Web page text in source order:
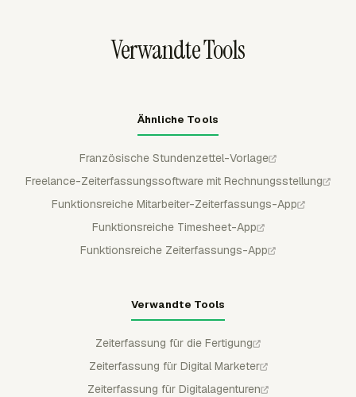
Aufzeichnungen archivieren.Verwandte Tools
Ähnliche Tools
Französische Stundenzettel-Vorlage
Freelance-Zeiterfassungssoftware mit Rechnungsstellung
Funktionsreiche Mitarbeiter-Zeiterfassungs-App
Funktionsreiche Timesheet-App
Funktionsreiche Zeiterfassungs-App
Verwandte Tools
Zeiterfassung für die Fertigung
Zeiterfassung für Digital Marketer
Zeiterfassung für Digitalagenturen